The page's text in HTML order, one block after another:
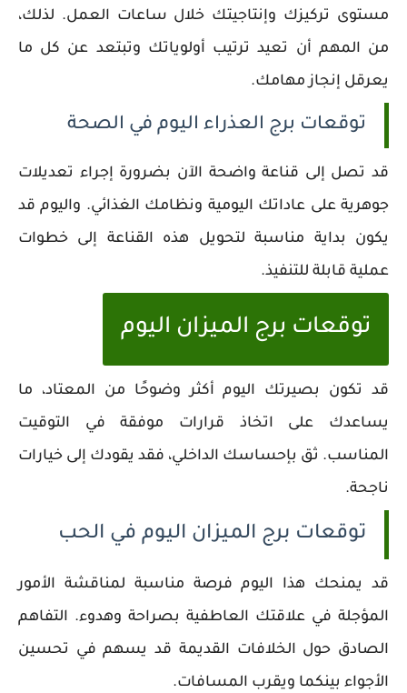
مستوى تركيزك وإنتاجيتك خلال ساعات العمل. لذلك،
من المهم أن تعيد ترتيب أولوياتك وتبتعد عن كل ما
يعرقل إنجاز مهامك.
توقعات برج العذراء اليوم في الصحة
قد تصل إلى قناعة واضحة الآن بضرورة إجراء تعديلات
جوهرية على عاداتك اليومية ونظامك الغذائي. واليوم قد
يكون بداية مناسبة لتحويل هذه القناعة إلى خطوات
عملية قابلة للتنفيذ.
توقعات برج الميزان اليوم
قد تكون بصيرتك اليوم أكثر وضوحًا من المعتاد، ما
يساعدك على اتخاذ قرارات موفقة في التوقيت
المناسب. ثق بإحساسك الداخلي، فقد يقودك إلى خيارات
ناجحة.
توقعات برج الميزان اليوم في الحب
قد يمنحك هذا اليوم فرصة مناسبة لمناقشة الأمور
المؤجلة في علاقتك العاطفية بصراحة وهدوء. التفاهم
الصادق حول الخلافات القديمة قد يسهم في تحسين
الأجواء بينكما ويقرب المسافات.